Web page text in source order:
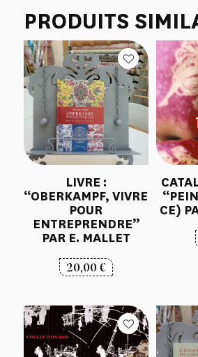
PRODUITS
LIVRE :
“OBERKAMPF, VIVRE
POUR
ENTREPRENDRE”
PAR E. MALLET
20,00€
CE)